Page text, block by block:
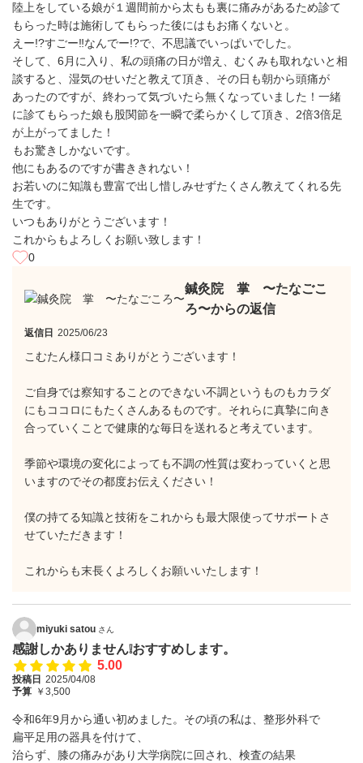
陸上をしている娘が１週間前から太もも裏に痛みがあるため診て
もらった時は施術してもらった後にはもお痛くないと。
えー!?すごー‼︎なんでー!?で、不思議でいっぱいでした。
そして、6月に入り、私の頭痛の日が増え、むくみも取れないと相
談すると、湿気のせいだと教えて頂き、その日も朝から頭痛が
あったのですが、終わって気づいたら無くなっていました！一緒
に診てもらった娘も股関節を一瞬で柔らかくして頂き、2倍3倍足
が上がってました！
もお驚きしかないです。
他にもあるのですが書ききれない！
お若いのに知識も豊富で出し惜しみせずたくさん教えてくれる先
生です。
いつもありがとうございます！
これからもよろしくお願い致します！
0
鍼灸院 掌 〜たなごこ
ろ〜からの返信
返信日 2025/06/23
こむたん様口コミありがとうございます！
ご自身では察知することのできない不調というものもカラダ
にもココロにもたくさんあるものです。それらに真摯に向き
合っていくことで健康的な毎日を送れると考えています。
季節や環境の変化によっても不調の性質は変わっていくと思
いますのでその都度お伝えください！
僕の持てる知識と技術をこれからも最大限使ってサポートさ
せていただきます！
これからも末長くよろしくお願いいたします！
miyuki satou さん
感謝しかありません❕おすすめします。
5.00
投稿日 2025/04/08
予算 ￥3,500
令和6年9月から通い初めました。その頃の私は、整形外科で
扁平足用の器具を付けて、
治らず、膝の痛みがあり大学病院に回され、検査の結果